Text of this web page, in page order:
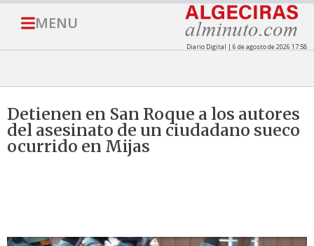
MENU
Diario Digital | 6 de agosto de 2026 17:58
Detienen en San Roque a los autores
del asesinato de un ciudadano sueco
ocurrido en Mijas